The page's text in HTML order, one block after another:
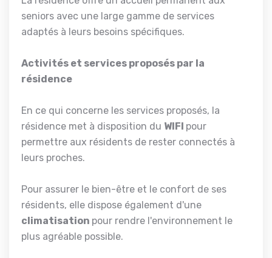
seniors avec une large gamme de services
adaptés à leurs besoins spécifiques.
Activités et services proposés par la
résidence
En ce qui concerne les services proposés, la
résidence met à disposition du WIFI pour
permettre aux résidents de rester connectés à
leurs proches.
Pour assurer le bien-être et le confort de ses
résidents, elle dispose également d'une
climatisation pour rendre l'environnement le
plus agréable possible.